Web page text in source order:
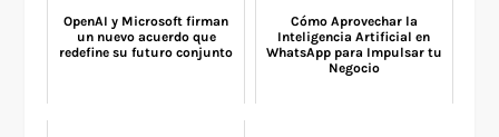
OpenAI y Microsoft firman
un nuevo acuerdo que
redefine su futuro conjunto
Cómo Aprovechar la
Inteligencia Artificial en
WhatsApp para Impulsar tu
Negocio